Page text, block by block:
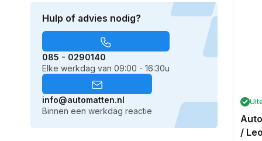
Hulp of advies nodig?
085 - 0290140
Elke werkdag van 09:00 - 16:30u
info@automatten.nl
Binnen een werkdag reactie
/